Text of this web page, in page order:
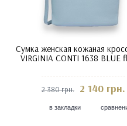
Сумка женская кожаная
VIRGINIA CONTI 1638 BLUE
2 380 грн. 2 140 грн.
в закладки